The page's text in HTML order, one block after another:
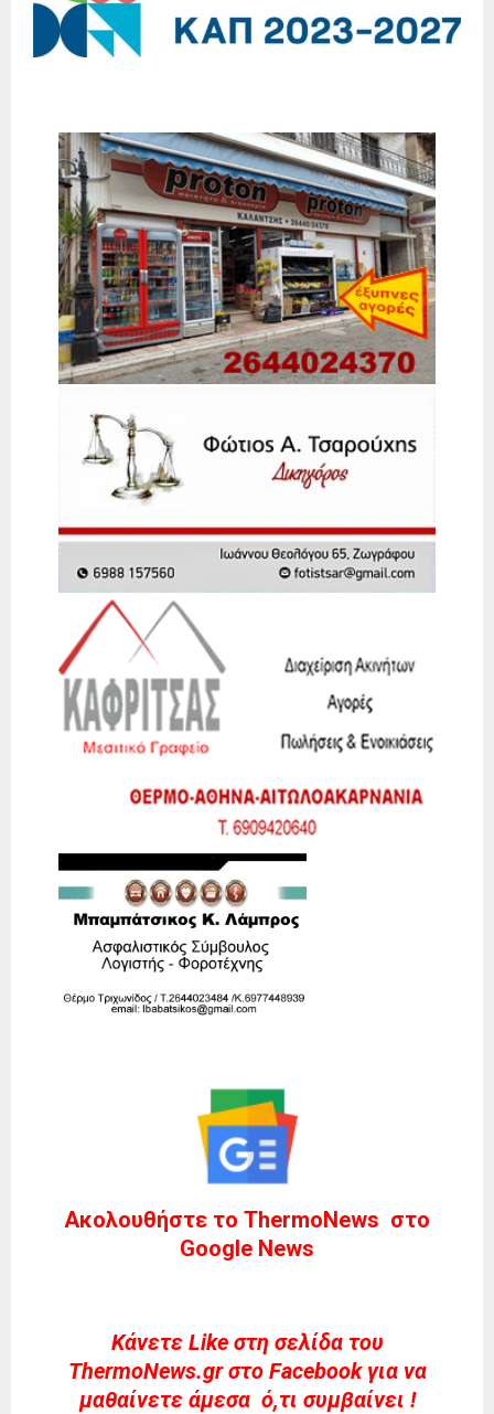
Ακολουθήστε το ThermoNews στο
Google News
Kάνετε Like στη σελίδα του
ThermoNews.gr στο Facebook για να
μαθαίνετε άμεσα ό,τι συμβαίνει !